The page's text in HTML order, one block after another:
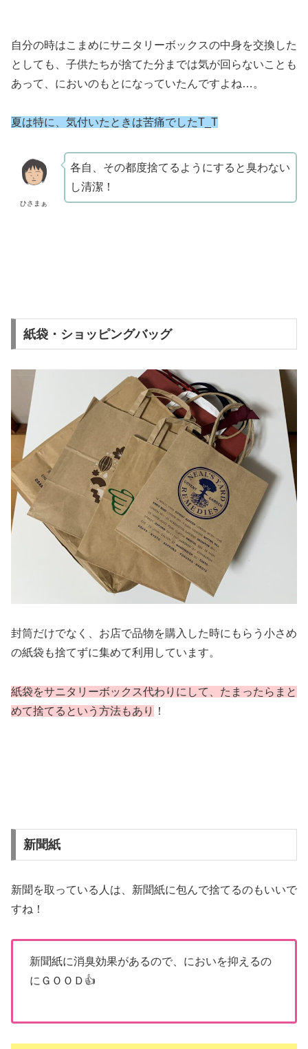
自分の時はこまめにサニタリーボックスの中身を交換した
としても、子供たちが捨てた分までは気が回らないことも
あって、においのもとになっていたんですよね…。
夏は特に、気付いたときは苦痛でしたT_T
ひさまぁ
各自、その都度捨てるようにすると臭わない
し清潔！
紙袋・ショッピングバッグ
封筒だけでなく、お店で品物を購入した時にもらう小さめ
の紙袋も捨てずに集めて利用しています。
紙袋をサニタリーボックス代わりにして、たまったらまと
めて捨てるという方法もあり
！
新聞紙
新聞を取っている人は、新聞紙に包んで捨てるのもいいで
すね！
新聞紙に消臭効果があるので、においを抑えるの
にＧＯＯＤ👍